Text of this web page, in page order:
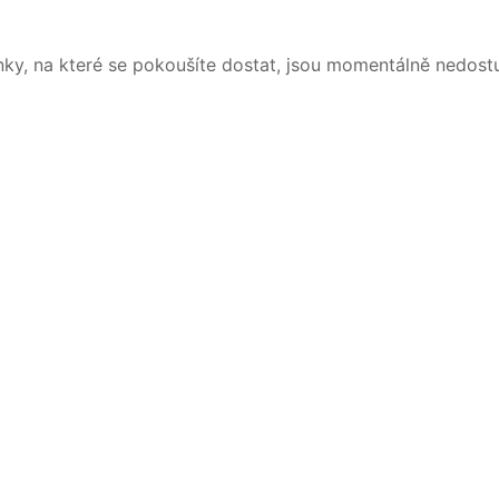
na které se pokoušíte dostat, jsou momentálně